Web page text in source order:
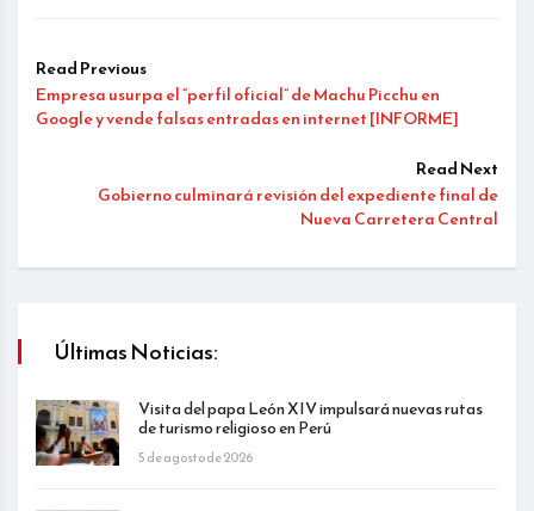
Read Previous
Empresa usurpa el “perfil oficial” de Machu Picchu en
Google y vende falsas entradas en internet [INFORME]
Read Next
Gobierno culminará revisión del expediente final de
Nueva Carretera Central
Últimas Noticias:
Visita del papa León XIV impulsará nuevas rutas
de turismo religioso en Perú
5 de agosto de 2026